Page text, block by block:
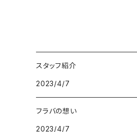
スタッフ紹介
2023/4/7
フラバの想い
2023/4/7